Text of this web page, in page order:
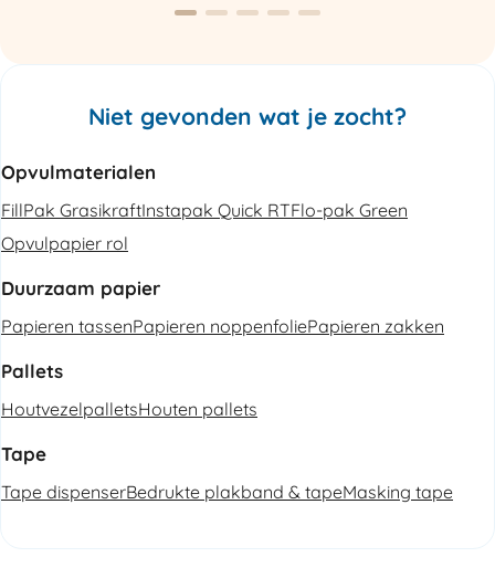
Niet gevonden wat je zocht?
Opvulmaterialen
FillPak GrasikraftInstapak Quick RTFlo-pak Green
Opvulpapier rol
Duurzaam papier
Papieren tassenPapieren noppenfoliePapieren zakken
Pallets
HoutvezelpalletsHouten pallets
Tape
Tape dispenserBedrukte plakband & tapeMasking tape